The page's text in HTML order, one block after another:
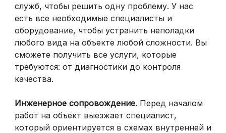
служб, чтобы решить одну проблему. У нас
есть все необходимые специалисты и
оборудование, чтобы устранить неполадки
любого вида на объекте любой сложности. Вы
сможете получить все услуги, которые
требуются: от диагностики до контроля
качества.
Инженерное сопровождение.Перед началом
работ на объект выезжает специалист,
который ориентируется в схемах внутренней и